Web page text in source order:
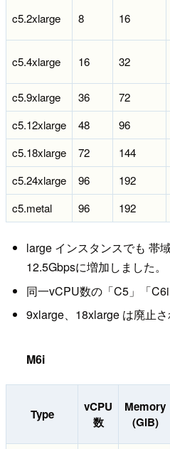
c5.2xlarge 8 16
c5.4xlarge 16 32
c5.9xlarge 36 72
c5.12xlarge
48 96
c5.18xlarge
72 144
c5.24xlarge
96 192
c5.metal
96 192
large インスタンスでも 帯
12.5Gbpsに増加しました。
同一vCPU数の「C5」「
9xlarge、18xlarge は廃止さ
M6i
Type
vCPU
数
Memory
(GiB)